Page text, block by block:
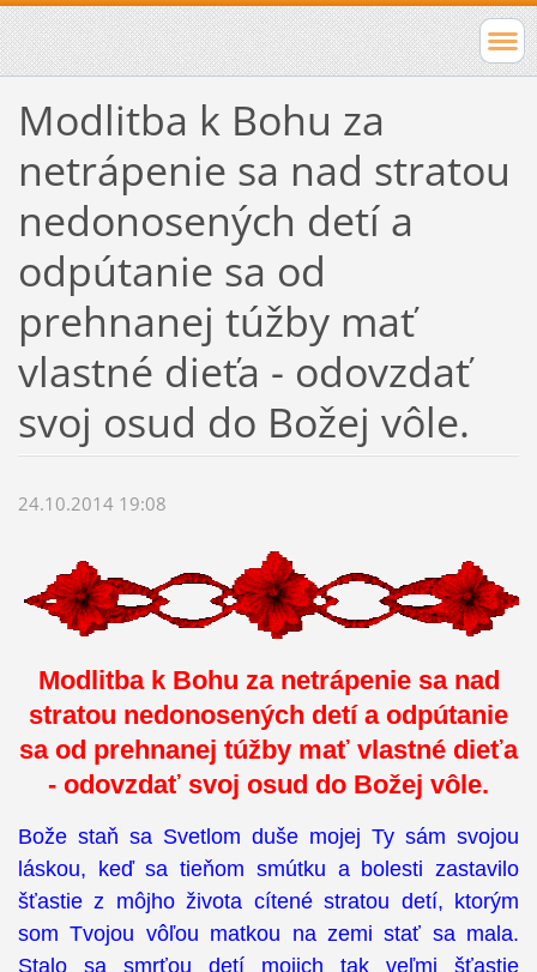
Modlitba k Bohu za
netrápenie sa nad stratou
nedonosených detí a
odpútanie sa od
prehnanej túžby mať
vlastné dieťa - odovzdať
svoj osud do Božej vôle.
24.10.2014 19:08
Modlitba k Bohu za netrápenie sa nad
stratou nedonosených detí a odpútanie
sa od prehnanej túžby mať vlastné dieťa
- odovzdať svoj osud do Božej vôle.
Bože staň sa Svetlom duše mojej Ty sám svojou
láskou, keď sa tieňom smútku a bolesti zastavilo
šťastie z môjho života cítené stratou detí, ktorým
som Tvojou vôľou matkou na zemi stať sa mala.
Stalo sa smrťou detí mojich tak veľmi šťastie